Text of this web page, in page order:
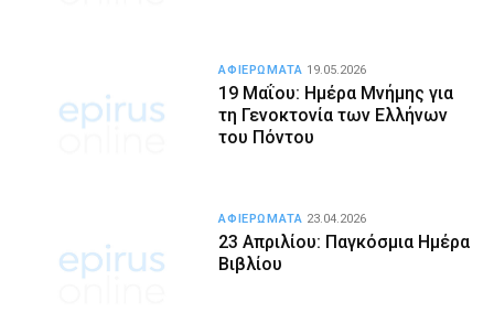
19 Μαΐου: Ημέρα Μνήμης για
τη Γενοκτονία των Ελλήνων
του Πόντου
ΑΦΙΕΡΩΜΑΤΑ 19.05.2026
23 Απριλίου: Παγκόσμια Ημέρα
Βιβλίου
ΑΦΙΕΡΩΜΑΤΑ 23.04.2026